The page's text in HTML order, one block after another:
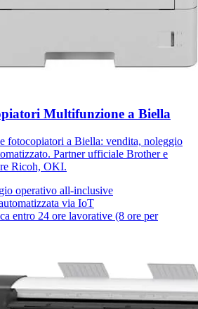
Multifunzione a Biella
fotocopiatori a Biella: vendita, noleggio
Partner ufficiale Brother e
Ricoh, OKI.
operativo all-inclusive
via IoT
entro 24 ore lavorative (8 ore per